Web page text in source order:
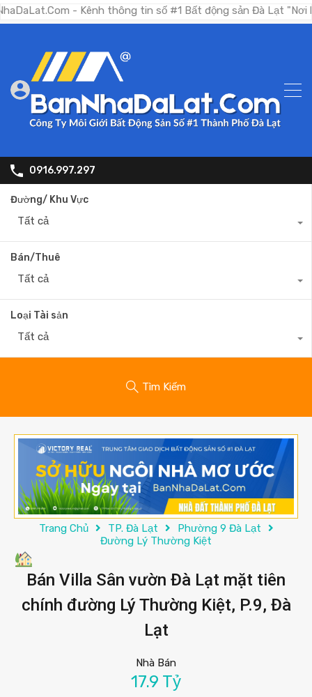
- Kênh thông tin số #1 Bất động sản Đà Lạt "Nơi bạn
0916.997.297
Đường/ Khu Vực
Tất cả
Bán/Thuê
Tất cả
Loại Tài sản
Tất cả
Tìm Kiếm
Trang Chủ TP. Đà Lạt
Phường 9 Đà Lạt
Đường Lý Thường Kiệt
Bán Villa Sân vườn Đà Lạt mặt tiên
chính đường Lý Thường Kiệt, P.9, Đà
Lạt
Nhà Bán
17.9 Tỷ